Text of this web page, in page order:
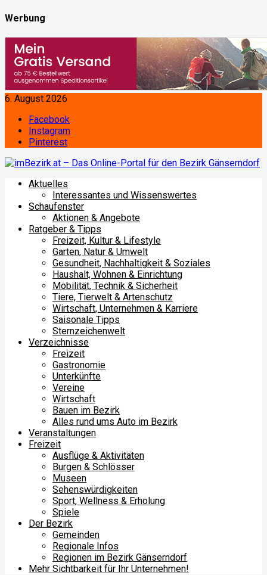
Werbung
6. August 2026
Facebook
Instagram
Pinterest
Aktuelles
Interessantes und Wissenswertes
Schaufenster
Aktionen & Angebote
Ratgeber & Tipps
Freizeit, Kultur & Lifestyle
Garten, Natur & Umwelt
Gesundheit, Nachhaltigkeit & Soziales
Haushalt, Wohnen & Einrichtung
Mobilität, Technik & Sicherheit
Tiere, Tierwelt & Artenschutz
Wirtschaft, Unternehmen & Karriere
Saisonale Tipps
Sternzeichenwelt
Verzeichnisse
Freizeit
Gastronomie
Unterkünfte
Vereine
Wirtschaft
Bauen im Bezirk
Alles rund ums Auto im Bezirk
Veranstaltungen
Freizeit
Ausflüge & Aktivitäten
Burgen & Schlösser
Museen
Sehenswürdigkeiten
Sport, Wellness & Erholung
Spiele
Der Bezirk
Gemeinden
Regionale Infos
Regionen im Bezirk Gänserndorf
Mehr Sichtbarkeit für Ihr Unternehmen!